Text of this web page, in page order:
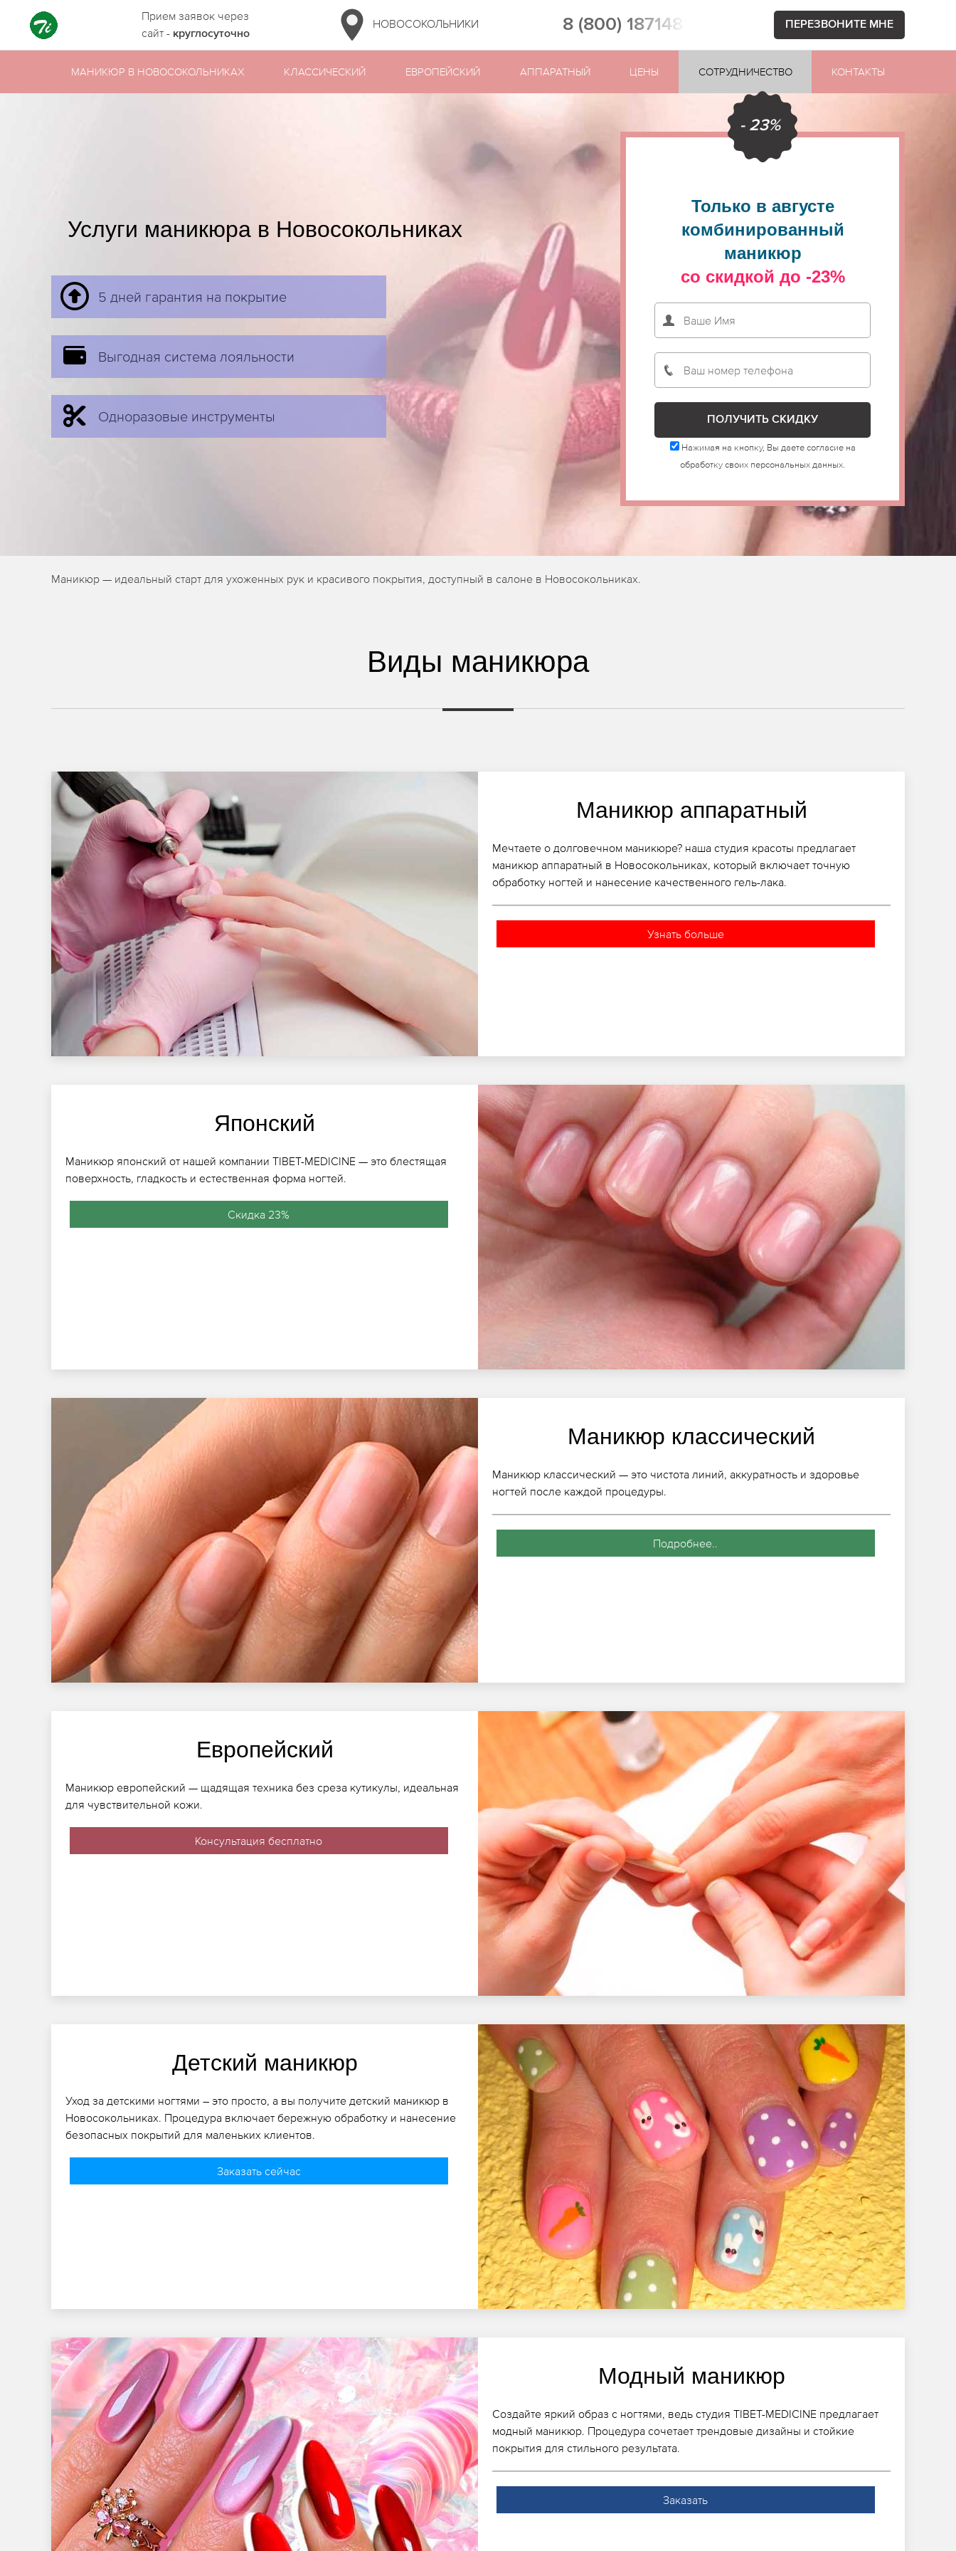
Прием заявок через
сайт - круглосуточно
НОВОСОКОЛЬНИКИ 8 (800) 1871481 ПЕРЕЗВОНИТЕ МНЕ
МАНИКЮР В НОВОСОКОЛЬНИКАХ КЛАССИЧЕСКИЙ ЕВРОПЕЙСКИЙ АППАРАТНЫЙ ЦЕНЫ СОТРУДНИЧЕСТВО КОНТАКТЫ
Услуги маникюра в Новосокольниках
5 дней гарантия на покрытие
Выгодная система лояльности
Одноразовые инструменты
- 23%
Только в августе
комбинированный
маникюр
со скидкой до -23%
Нажимая на кнопку, Вы даете согласие на
обработку своих персональных данных.
Маникюр — идеальный старт для ухоженных рук и красивого покрытия, доступный в салоне в Новосокольниках.
Виды маникюра
Маникюр аппаратный
Мечтаете о долговечном маникюре? наша студия красоты предлагает
маникюр аппаратный в Новосокольниках, который включает точную
обработку ногтей и нанесение качественного гель-лака.
Узнать больше
Японский
Маникюр японский от нашей компании TIBET-MEDICINE — это блестящая
поверхность, гладкость и естественная форма ногтей.
Скидка 23%
Маникюр классический
Маникюр классический — это чистота линий, аккуратность и здоровье
ногтей после каждой процедуры.
Подробнее..
Европейский
Маникюр европейский — щадящая техника без среза кутикулы, идеальная
для чувствительной кожи.
Консультация бесплатно
Детский маникюр
Уход за детскими ногтями – это просто, а вы получите детский маникюр в
Новосокольниках. Процедура включает бережную обработку и нанесение
безопасных покрытий для маленьких клиентов.
Заказать сейчас
Модный маникюр
Создайте яркий образ с ногтями, ведь студия TIBET-MEDICINE предлагает
модный маникюр. Процедура сочетает трендовые дизайны и стойкие
покрытия для стильного результата.
Заказать